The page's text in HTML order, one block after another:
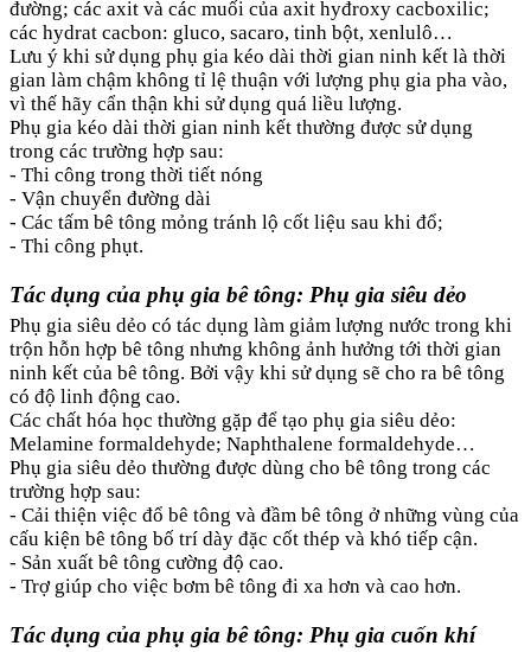
đường; các axit và các muối của axit hyđroxy cacboxilic;
các hydrat cacbon: gluco, sacaro, tinh bột, xenlulô…
Lưu ý khi sử dụng phụ gia kéo dài thời gian ninh kết là thời
gian làm chậm không tỉ lệ thuận với lượng phụ gia pha vào,
vì thế hãy cẩn thận khi sử dụng quá liều lượng.
Phụ gia kéo dài thời gian ninh kết thường được sử dụng
trong các trường hợp sau:
- Thi công trong thời tiết nóng
- Vận chuyển đường dài
- Các tấm bê tông mỏng tránh lộ cốt liệu sau khi đổ;
- Thi công phụt.
Tác dụng của phụ gia bê tông: Phụ gia siêu dẻo
Phụ gia siêu dẻo có tác dụng làm giảm lượng nước trong khi
trộn hỗn hợp bê tông nhưng không ảnh hưởng tới thời gian
ninh kết của bê tông. Bởi vậy khi sử dụng sẽ cho ra bê tông
có độ linh động cao.
Các chất hóa học thường gặp để tạo phụ gia siêu dẻo:
Melamine formaldehyde; Naphthalene formaldehyde…
Phụ gia siêu dẻo thường được dùng cho bê tông trong các
trường hợp sau:
- Cải thiện việc đổ bê tông và đầm bê tông ở những vùng của
cấu kiện bê tông bố trí dày đặc cốt thép và khó tiếp cận.
- Sản xuất bê tông cường độ cao.
- Trợ giúp cho việc bơm bê tông đi xa hơn và cao hơn.
Tác dụng của phụ gia bê tông: Phụ gia cuốn khí